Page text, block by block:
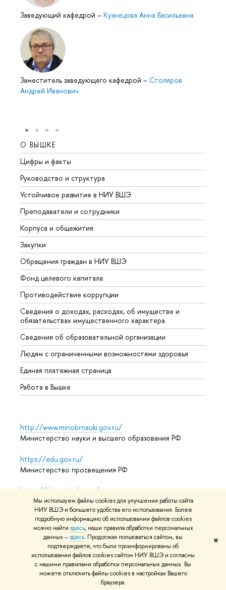
Мы используем файлы cookies для улучшения работы сайта
НИУ ВШЭ и большего удобства его использования. Более
подробную информацию об использовании файлов cookies
можно найти здесь, наши правила обработки персональных
данных –здесь. Продолжая пользоваться сайтом, вы
подтверждаете, что были проинформированы об
использовании файлов cookies сайтом НИУ ВШЭ и согласны
с нашими правилами обработки персональных данных. Вы
можете отключить файлы cookies в настройках Вашего
браузера.
✖
Заведующий кафедрой – Кузнецова Анна Васильевна
Заместитель заведующего кафедрой – Столяров
Андрей Иванович
О ВЫШКЕ
Цифры и факты
Руководство и структура
Устойчивое развитие в НИУ ВШЭ
Преподаватели и сотрудники
Корпуса и общежития
Закупки
Обращения граждан в НИУ ВШЭ
Фонд целевого капитала
Противодействие коррупции
Сведения о доходах, расходах, об имуществе и
обязательствах имущественного характера
Сведения об образовательной организации
Людям с ограниченными возможностями здоровья
Единая платежная страница
Работа в Вышке
http://www.minobrnauki.gov.ru/
Министерство науки и высшего образования РФ
https://edu.gov.ru/
Министерство просвещения РФ
https://elearning.hse.ru/mooc
Массовые открытые онлайн-курсы
© НИУ ВШЭ 1993–2026 Адреса и контактыУсловия
использования материаловПолитика конфиденциальности
Карта сайта
Редактору